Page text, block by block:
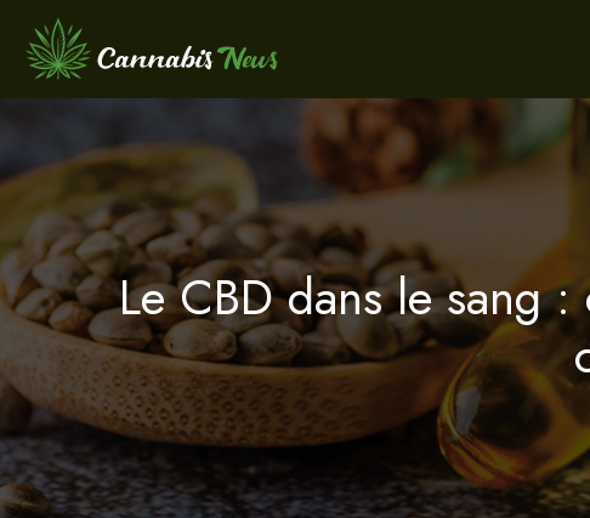
Le CBD dans le sang